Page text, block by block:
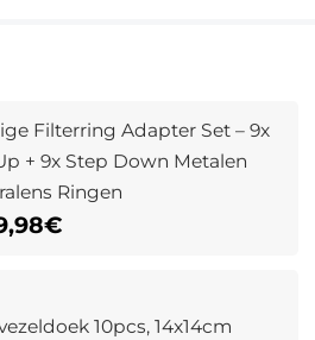
Filterring Adapter Set – 9x
+ 9x Step Down Metalen
Ringen
10pcs, 14x14cm